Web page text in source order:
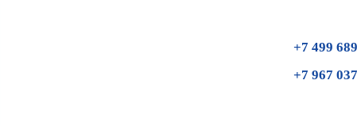
+7 499
+7 967